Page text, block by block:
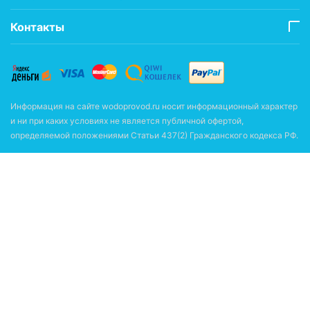
Контакты
Информация на сайте wodoprovod.ru носит информационный характер
и ни при каких условиях не является публичной офертой,
определяемой положениями Статьи 437(2) Гражданского кодекса РФ.